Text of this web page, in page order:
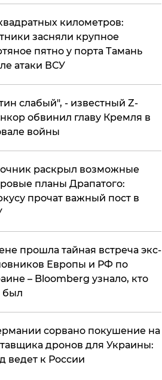
километров:
засняли крупное
пятно у порта Тамань
атаки ВСУ
слабый", - известный Z-
обвинил главу Кремля в
войны
раскрыл возможные
планы Драпатого:
прочат важный пост в
прошла тайная встреча экс-
Европы и РФ по
– Bloomberg узнало, кто
был
сорвано покушение на
дронов для Украины:
ведет к России